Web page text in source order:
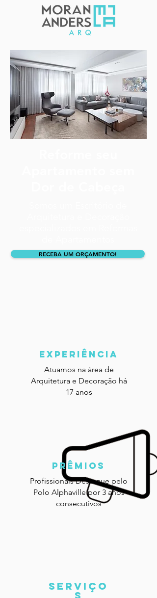
RECEBA UM ORÇAMENTO!
experiência
Atuamos na área de
Arquitetura e Decoração há
17 anos
prêmios
Profissionais Destaque pelo
Polo Alphaville por 3 anos
consecutivos
SERVIÇO
S